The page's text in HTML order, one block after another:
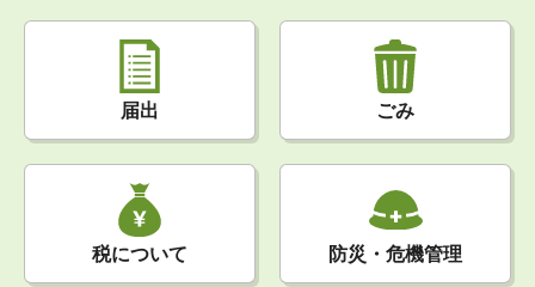
届出 ごみ
税について 防災・危機管理